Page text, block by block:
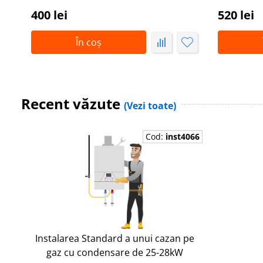
400 lei
În coș
520 lei
Recent văzute (Vezi toate)
Cod: inst4066
Instalarea Standard a unui cazan pe
gaz cu condensare de 25-28kW